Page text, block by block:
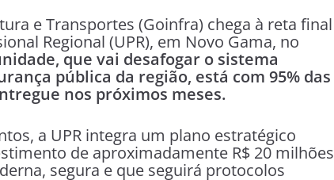
e Transportes (Goinfra) chega à reta final
Regional (UPR), em Novo Gama, no
que vai desafogar o sistema
pública da região, está com 95% das
nos próximos meses.
a UPR integra um plano estratégico
de aproximadamente R$ 20 milhões
segura e que seguirá protocolos